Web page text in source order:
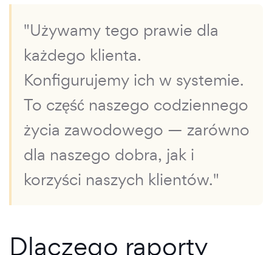
"Używamy tego prawie dla
każdego klienta.
Konfigurujemy ich w systemie.
To część naszego codziennego
życia zawodowego — zarówno
dla naszego dobra, jak i
korzyści naszych klientów."
Dlaczego raporty